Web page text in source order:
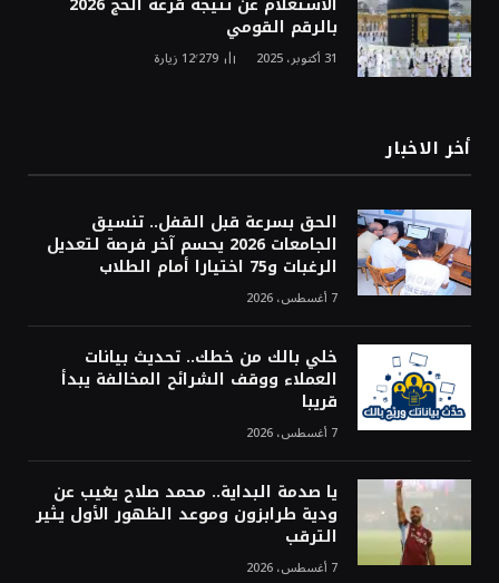
بالرقم القومي
31 أكتوبر، 2025 12٬279 زيارة
أخر الاخبار
الحق بسرعة قبل القفل.. تنسيق
الجامعات 2026 يحسم آخر فرصة لتعديل
الرغبات و75 اختيارا أمام الطلاب
7 أغسطس، 2026
خلي بالك من خطك.. تحديث بيانات
العملاء ووقف الشرائح المخالفة يبدأ
قريبا
7 أغسطس، 2026
يا صدمة البداية.. محمد صلاح يغيب عن
ودية طرابزون وموعد الظهور الأول يثير
الترقب
7 أغسطس، 2026